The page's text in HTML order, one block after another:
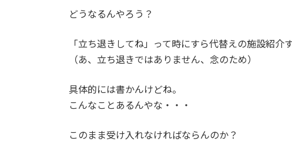
どうなるんやろう？
「立ち退きしてね」って時にすら代替えの施設紹介
（あ、立ち退きではありません、念のため）
具体的には書かんけどね。
こんなことあるんやな・・・
このまま受け入れなければならんのか？